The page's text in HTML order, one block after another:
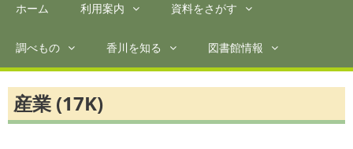
ホーム 利用案内 資料をさがす
調べもの 香川を知る 図書館情報
産業 (17K)